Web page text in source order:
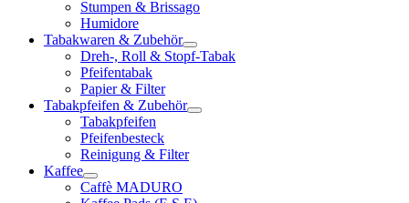
Stumpen & Brissago
Humidore
Tabakwaren & Zubehör
Dreh-, Roll & Stopf-Tabak
Pfeifentabak
Papier & Filter
Tabakpfeifen & Zubehör
Tabakpfeifen
Pfeifenbesteck
Reinigung & Filter
Kaffee
Caffè MADURO